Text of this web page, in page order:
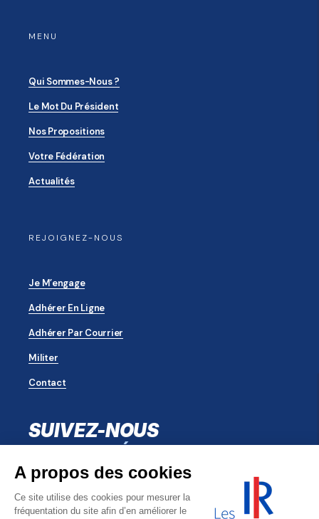
MENU
Qui Sommes-Nous ?
Le Mot Du Président
Nos Propositions
Votre Fédération
Actualités
REJOIGNEZ-NOUS
Je M’engage
Adhérer En Ligne
Adhérer Par Courrier
Militer
Contact
SUIVEZ-NOUS